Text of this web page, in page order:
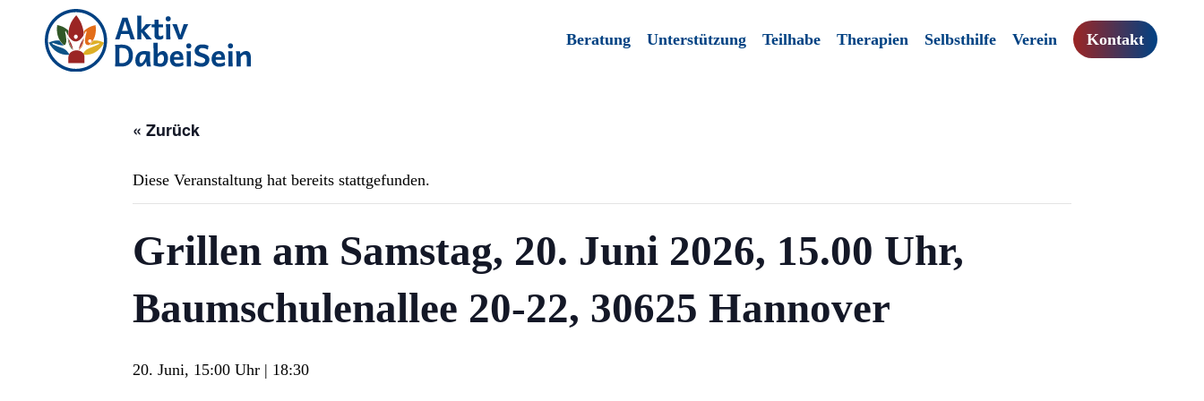
Beratung Unterstützung Teilhabe Therapien Selbsthilfe Verein Kontakt
« Zurück
Diese Veranstaltung hat bereits stattgefunden.
Grillen am Samstag, 20. Juni 2026, 15.00 Uhr,
Baumschulenallee 20-22, 30625 Hannover
20. Juni, 15:00 | 18:30